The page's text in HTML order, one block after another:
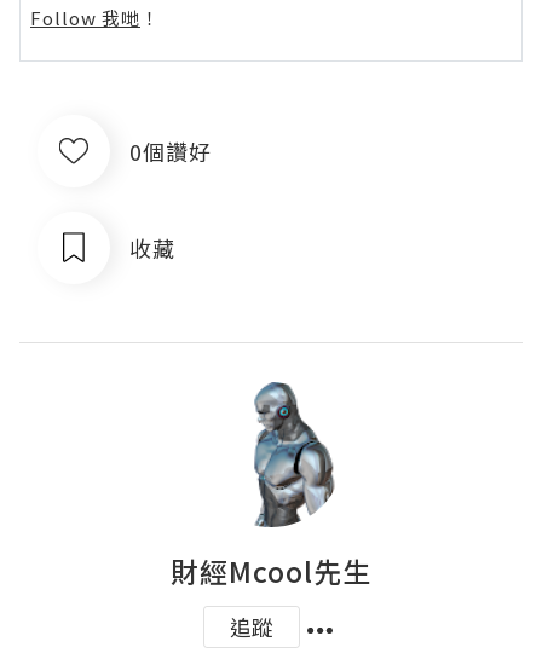
Follow 我哋 ！
0個讚好
收藏
財經Mcool先生
追蹤